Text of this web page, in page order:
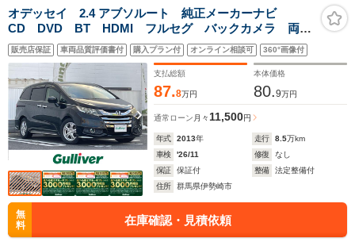
オデッセイ 2.4 アブソルート 純正メーカーナビ
CD DVD BT HDMI フルセグ バックカメラ 両側
パワースライドドア ビルトインETC CTBA 純正フリ
ップダウンモニター クルーズコントロール パドルシ
販売店保証 車両品質評価書付 購入プラン付 オンライン相談可 360°画像付
支払総額
87.8万円
本体価格
80.9万円
通常ローン 月々11,500円
年式 2013年 走行 8.5万km
車検
'26/11 修復
なし
保証
保証付 整備
法定整備付
住所
群馬県伊勢崎市
無
料
在庫確認・見積依頼